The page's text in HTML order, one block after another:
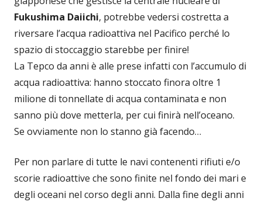
Fukushima Daiichi, potrebbe vedersi costretta a
riversare l’acqua radioattiva nel Pacifico perché lo
spazio di stoccaggio starebbe per finire!
La Tepco da anni è alle prese infatti con l’accumulo di
acqua radioattiva: hanno stoccato finora oltre 1
milione di tonnellate di acqua contaminata e non
sanno più dove metterla, per cui finirà nell’oceano.
Se ovviamente non lo stanno già facendo…
Per non parlare di tutte le navi contenenti rifiuti e/o
scorie radioattive che sono finite nel fondo dei mari e
degli oceani nel corso degli anni. Dalla fine degli anni